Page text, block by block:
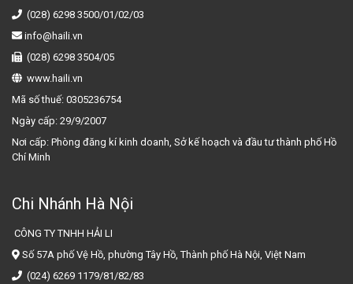
(028) 6298 3500/01/02/03
info@haili.vn
(028) 6298 3504/05
www.haili.vn
Mã số thuế: 0305236754
Ngày cấp: 29/9/2007
Nơi cấp: Phòng đăng kí kinh doanh, Sở kế hoạch và đầu tư thành phố Hồ
Chí Minh
Chi Nhánh Hà Nội
CÔNG TY TNHH HẢI LI
Số 57A phố Vệ Hồ, phường Tây Hồ, Thành phố Hà Nội, Việt Nam
(024) 6269 1179/81/82/83